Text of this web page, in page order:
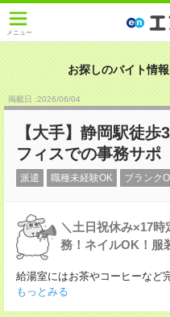
メニュー
お探しのバイト情
掲載日 :2026/06/04
【大手】静岡駅徒
フィスでの事務サポ
派遣 職種未経験OK ブランク
＼土日祝休み×17
務！ネイルOK！服
給湯室にはお茶やコーヒーなど
もっとみる